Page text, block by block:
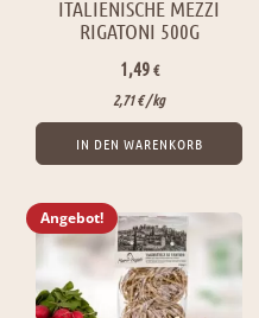
ITALIENISCHE MEZZI
RIGATONI 500G
1,49€
2,71€/ kg
IN DEN WARENKORB
Angebot!